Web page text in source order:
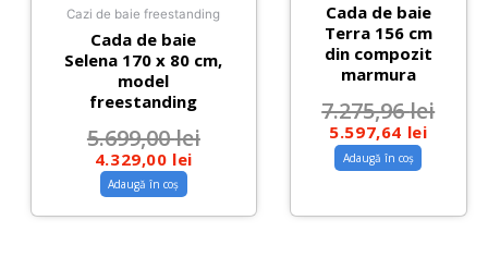
Cazi de baie freestanding
Cada de baie
Selena 170 x 80 cm,
model
freestanding
5.699,00lei
4.329,00 lei
Adaugă în coș
Cada de baie
Terra 156 cm
din compozit
marmura
7.275,96lei
5.597,64 lei
Adaugă în coș